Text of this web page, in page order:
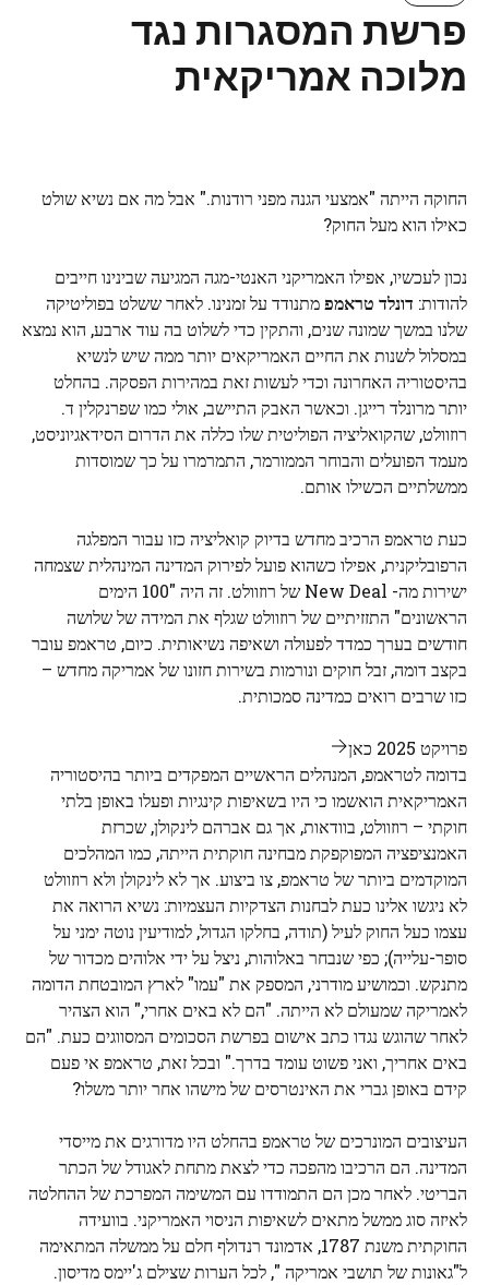
פרשת המסגרות נגד
מלוכה אמריקאית
החוקה הייתה "אמצעי הגנה מפני רודנות." אבל מה אם נשיא שולט
כאילו הוא מעל החוק?
נכון לעכשיו, אפילו האמריקני האנטי-מגה המגיעה שבינינו חייבים
להודות: דונלד טראמפמתנודד על זמנינו. לאחר ששלט בפוליטיקה
שלנו במשך שמונה שנים, והתקין כדי לשלוט בה עוד ארבע, הוא נמצא
במסלול לשנות את החיים האמריקאים יותר ממה שיש לנשיא
בהיסטוריה האחרונה וכדי לעשות זאת במהירות הפסקה. בהחלט
יותר מרונלד רייגן. וכאשר האבק התיישב, אולי כמו שפרנקלין ד.
רוזוולט, שהקואליציה הפוליטית שלו כללה את הדרום הסידאגיוניסט,
מעמד הפועלים והבוחר הממורמר, התמרמרו על כך שמוסדות
ממשלתיים הכשילו אותם.
כעת טראמפ הרכיב מחדש בדיוק קואליציה כזו עבור המפלגה
הרפובליקנית, אפילו כשהוא פועל לפירוק המדינה המינהלית שצמחה
ישירות מה- New Deal של רוזוולט. זה היה "100 הימים
הראשונים" התזזיתיים של רוזוולט שגלף את המידה של שלושה
חודשים בערך כמדד לפעולה ושאיפה נשיאותית. כיום, טראמפ עובר
בקצב דומה, זבל חוקים ונורמות בשירות חזונו של אמריקה מחדש –
כזו שרבים רואים כמדינה סמכותית.
פרויקט 2025 כאן
בדומה לטראמפ, המנהלים הראשיים המפקדים ביותר בהיסטוריה
האמריקאית הואשמו כי היו בשאיפות קינגיות ופעלו באופן בלתי
חוקתי – רוזוולט, בוודאות, אך גם אברהם לינקולן, שכרזת
האמנציפציה המפוקפקת מבחינה חוקתית הייתה, כמו המהלכים
המוקדמים ביותר של טראמפ, צו ביצוע. אך לא לינקולן ולא רוזוולט
לא ניגשו אלינו כעת לבחנות הצדקיות העצמיות: נשיא הרואה את
עצמו כעל החוק לעיל (תודה, בחלקו הגדול, למודיעין נוטה ימני על
סופר-עלייה); כפי שנבחר באלוהות, ניצל על ידי אלוהים מכדור של
מתנקש. וכמושיע מודרני, המספק את "עמו" לארץ המובטחת הדומה
לאמריקה שמעולם לא הייתה. "הם לא באים אחרי," הוא הצהיר
לאחר שהוגש נגדו כתב אישום בפרשת הסכומים המסווגים כעת. "הם
באים אחריך, ואני פשוט עומד בדרך." ובכל זאת, טראמפ אי פעם
קידם באופן גברי את האינטרסים של מישהו אחר יותר משלו?
העיצובים המונרכים של טראמפ בהחלט היו מדורגים את מייסדי
המדינה. הם הרכיבו מהפכה כדי לצאת מתחת לאגודל של הכתר
הבריטי. לאחר מכן הם התמודדו עם המשימה המפרכת של ההחלטה
לאיזה סוג ממשל מתאים לשאיפות הניסוי האמריקני. בוועידה
החוקתית משנת 1787, אדמונד רנדולף חלם על ממשלה המתאימה
ל"גאונות של תושבי אמריקה ", לכל הערות שצילם ג'יימס מדיסון.